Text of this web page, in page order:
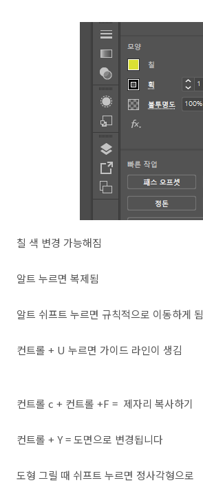
칠 색 변경 가능해짐
알트 누르면 복제됨
알트 쉬프트 누르면 규칙적으로 이동하게 됨
컨트롤 + U 누르면 가이드 라인이 생김
컨트롤 c + 컨트롤 +F = 제자리 복사하기
컨트롤 + Y = 도면으로 변경됩니다
도형 그릴 때 쉬프트 누르면 정사각형으로